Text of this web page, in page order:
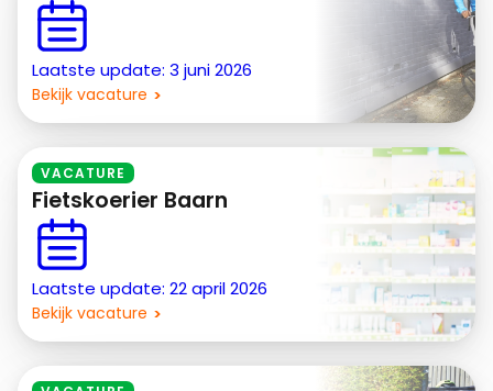
Laatste update: 3 juni 2026
Bekijk vacature
VACATURE
Fietskoerier Baarn
Laatste update: 22 april 2026
Bekijk vacature